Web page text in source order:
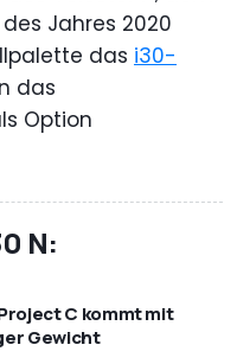
Jahres 2020
das i30-
das
Option
N:
C kommt mit
Gewicht